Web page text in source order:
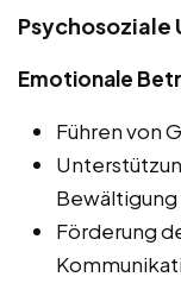
Emotionale
Führen von
Bewältigung
Förderung